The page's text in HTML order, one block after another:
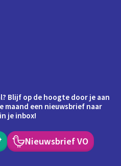
Blijf op de hoogte door je aan
maand een nieuwsbrief naar
je inbox!
Nieuwsbrief VO